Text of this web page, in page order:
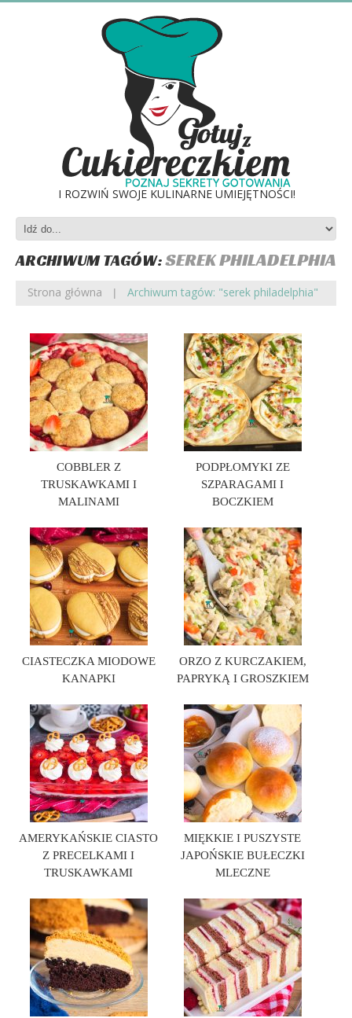
I ROZWIŃ SWOJE KULINARNE UMIEJĘTNOŚCI!
ARCHIWUM TAGÓW:SEREK PHILADELPHIA
Strona główna Archiwum tagów: "serek philadelphia"
COBBLER Z
TRUSKAWKAMI I
MALINAMI
PODPŁOMYKI ZE
SZPARAGAMI I
BOCZKIEM
CIASTECZKA MIODOWE
KANAPKI
ORZO Z KURCZAKIEM,
PAPRYKĄ I GROSZKIEM
AMERYKAŃSKIE CIASTO
Z PRECELKAMI I
TRUSKAWKAMI
MIĘKKIE I PUSZYSTE
JAPOŃSKIE BUŁECZKI
MLECZNE